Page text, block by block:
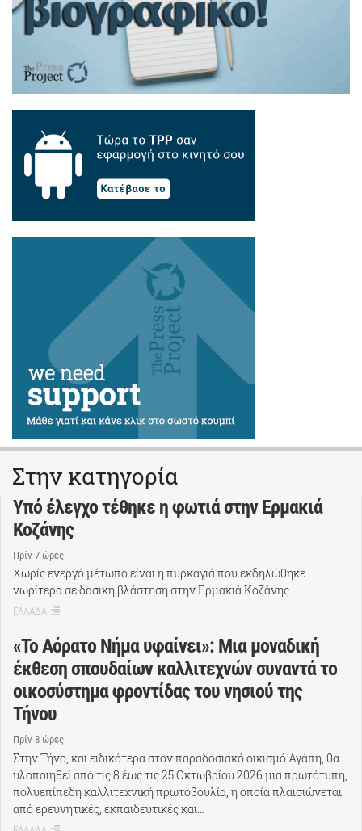
Στην κατηγορία
Υπό έλεγχο τέθηκε η φωτιά στην Ερμακιά
Κοζάνης
Πρίν 7 ώρες
Χωρίς ενεργό μέτωπο είναι η πυρκαγιά που εκδηλώθηκε
νωρίτερα σε δασική βλάστηση στην Ερμακιά Κοζάνης.
ΕΛΛΑΔΑ
«Το Αόρατο Νήμα υφαίνει»: Μια μοναδική
έκθεση σπουδαίων καλλιτεχνών συναντά το
οικοσύστημα φροντίδας του νησιού της
Τήνου
Πρίν 8 ώρες
Στην Τήνο, και ειδικότερα στον παραδοσιακό οικισμό Αγάπη, θα
υλοποιηθεί από τις 8 έως τις 25 Οκτωβρίου 2026 μια πρωτότυπη,
πολυεπίπεδη καλλιτεχνική πρωτοβουλία, η οποία πλαισιώνεται
από ερευνητικές, εκπαιδευτικές και…